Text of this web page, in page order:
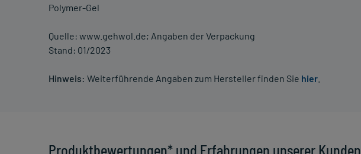
Polymer-Gel
Quelle: www.gehwol.de; Angaben der Verpackung
Stand: 01/2023
Hinweis: Weiterführende Angaben zum Hersteller finden Sie hier
Produktbewertungen* und Erfahrungen unserer Kunden